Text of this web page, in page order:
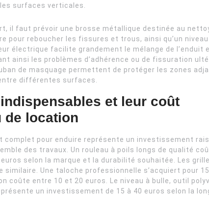
surfaces verticales.
il faut prévoir une brosse métallique destinée au
pour reboucher les fissures et trous, ainsi qu’un
électrique facilite grandement le mélange de l’enduit
ainsi les problèmes d’adhérence ou de fissuration
de masquage permettent de protéger les zones
différentes surfaces.
et leur coût
de location
complet pour enduire représente un investissement
des travaux. Un rouleau à poils longs de qualité
selon la marque et la durabilité souhaitée. Les
Une taloche professionnelle s’acquiert pour
coûte entre 10 et 20 euros. Le niveau à bulle, outil
un investissement de 15 à 40 euros selon la